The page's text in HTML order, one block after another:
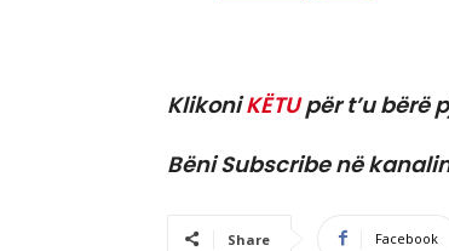
KlikoniKËTUpër t’u bërë
Bëni Subscribe në
Share Facebook